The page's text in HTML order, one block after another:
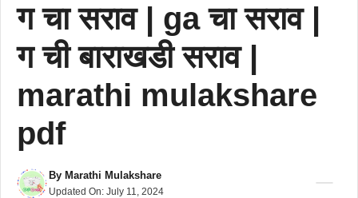
ग चा सराव | ga चा सराव |
ग ची बाराखडी सराव |
marathi mulakshare
pdf
By Marathi Mulakshare
Updated On: July 11, 2024